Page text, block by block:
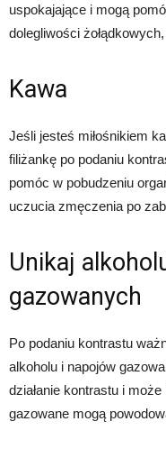
uspokajające i mogą
dolegliwości
Kawa
Jeśli jesteś miłośnikiem
filiżankę po podaniu
pomóc w pobudzeniu
uczucia zmęczenia po
Unikaj
gazowanych
Po podaniu kontrastu
alkoholu i napojów
działanie kontrastu i
gazowane mogą